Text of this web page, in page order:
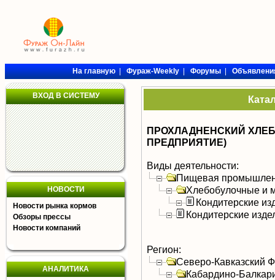
На главную|Фураж-Weekly|Форумы|
ВХОД В СИСТЕМУ
НОВОСТИ
Новости рынка кормов
Обзоры прессы
Новости компаний
АНАЛИТИКА
ПРОХЛАДНЕНСКИЙ
ПРЕДПРИЯТИЕ)
Виды деятельности:
Пищевая
Хлебобулочные и
Кондитерские
Кондитерские
Регион:
Северо-Кавказский
Кабардино-